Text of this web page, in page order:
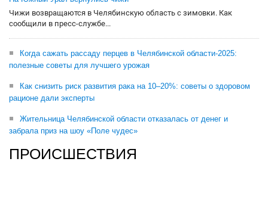
Чижи возвращаются в Челябинскую область с зимовки. Как
сообщили в пресс-службе...
Когда сажать рассаду перцев в Челябинской области-2025:
полезные советы для лучшего урожая
Как снизить риск развития рака на 10–20%: советы о здоровом
рационе дали эксперты
Жительница Челябинской области отказалась от денег и
забрала приз на шоу «Поле чудес»
ПРОИСШЕСТВИЯ